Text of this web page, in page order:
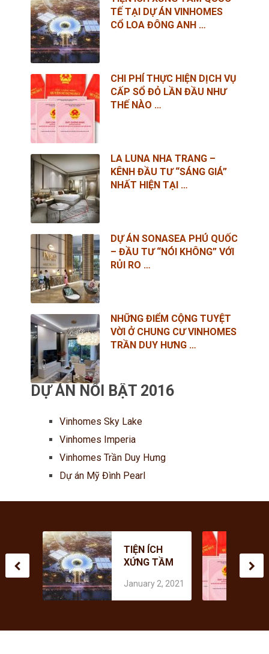
TẾ TẠI DỰ ÁN VINHOMES
CỔ LOA ĐÔNG ANH …
CHI PHÍ THỰC HIỆN DỊCH VỤ
CẤP SỔ ĐỎ LẦN ĐẦU NHƯ
THẾ NÀO …
LA LUNA NHA TRANG –
KÊNH ĐẦU TƯ “SÁNG GIÁ”
NHẤT HIỆN TẠI …
DỰ ÁN SONASEA PHÚ QUỐC
– ĐẦU TƯ “NÓI KHÔNG” VỚI
RỦI RO …
NHỮNG ĐIỂM CỘNG TUYỆT
VỜI Ở CHUNG CƯ VINHOMES
TRẦN DUY HƯNG …
DỰ ÁN NỔI BẬT 2016
Vinhomes Sky Lake
Vinhomes Imperia
Vinhomes Trần Duy Hưng
Dự án Mỹ Đình Pearl
TIỆN ÍCH
XỨNG TẦM
TẠI DỰ ÁN
VINHOMES
January 2, 2021
CHI PHÍ THỰC
HIỆN DỊCH VỤ
CẤP SỔ ĐỎ
LẦN ĐẦU NHƯ
THẾ NÀO
April 3, 2019